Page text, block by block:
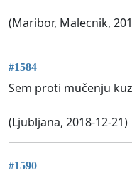
(Maribor, Malecnik,
#1584
Sem proti mučenju
(Ljubljana, 2018-12-21)
#1590